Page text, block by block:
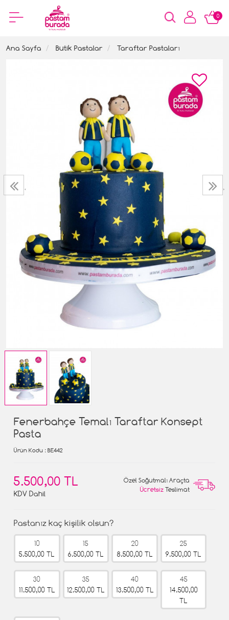
0
Ana Sayfa Butik Pastalar Taraftar Pastaları
‹ ›
Fenerbahçe Temalı Taraftar Konsept
Pasta
Ürün Kodu : BE442
5.500,00 TL
KDV Dahil
Özel Soğutmalı Araçta
Ücretsiz Teslimat
Pastanız kaç kişilik olsun?
10
5.500,00 TL
15
6.500,00 TL
20
8.500,00 TL
25
9.500,00 TL
30
11.500,00 TL
35
12.500,00 TL
40
13.500,00 TL
45
14.500,00
TL